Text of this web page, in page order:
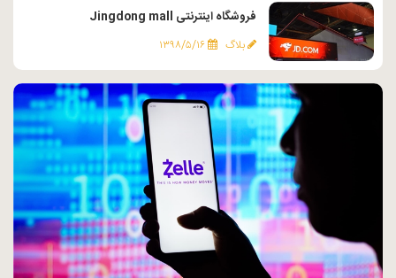
فروشگاه اینترنتی Jingdong mall
بلاگ ۱۳۹۸/۵/۱۶